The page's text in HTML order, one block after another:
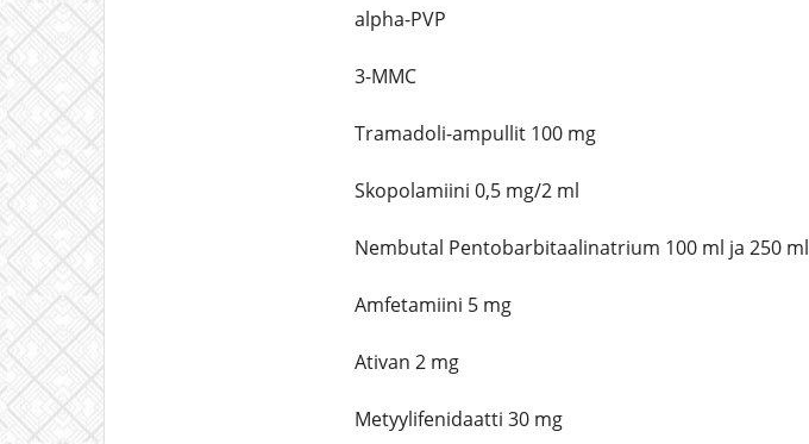
alpha-PVP
3-MMC
Tramadoli-ampullit 100 mg
Skopolamiini 0,5 mg/2 ml
Nembutal Pentobarbitaalinatrium 100 ml ja 250 ml
Amfetamiini 5 mg
Ativan 2 mg
Metyylifenidaatti 30 mg